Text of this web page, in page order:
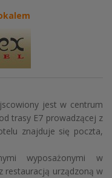
jest w centrum
trasy E7 prowadzącej z
znajduje się poczta,
wyposażonymi w
restauracją urządzoną w